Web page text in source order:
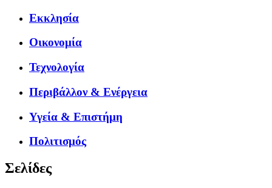
Εκκλησία
Οικονομία
Τεχνολογία
Περιβάλλον & Ενέργεια
Υγεία & Επιστήμη
Πολιτισμός
Σελίδες